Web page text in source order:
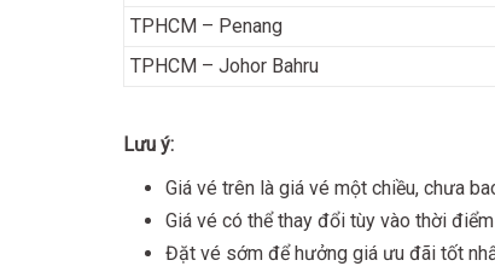
TPHCM – Penang
TPHCM – Johor Bahru
Lưu ý:
Giá vé trên là giá vé một chiều, chưa
Giá vé có thể thay đổi tùy vào thời
Đặt vé sớm để hưởng giá ưu đãi tốt